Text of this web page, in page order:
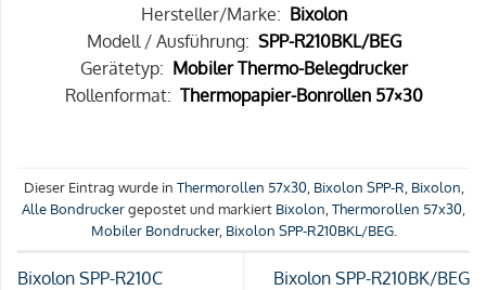
Hersteller/Marke: Bixolon
Modell / Ausführung: SPP-R210BKL/BEG
Gerätetyp: Mobiler Thermo-Belegdrucker
Rollenformat: Thermopapier-Bonrollen 57×30
Dieser Eintrag wurde in Thermorollen 57x30, Bixolon SPP-R Bixolon
Alle Bondruckergepostet und markiert Bixolon Thermorollen 57x30
Mobiler Bondrucker, Bixolon SPP-R210BKL/BEG.
Bixolon SPP-R210C Bixolon SPP-R210BK/BEG